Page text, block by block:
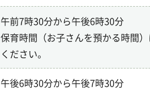
午前7時30分から午後6時30分
保育時間（お子さんを預かる時間
ください。
午後6時30分から午後7時30分